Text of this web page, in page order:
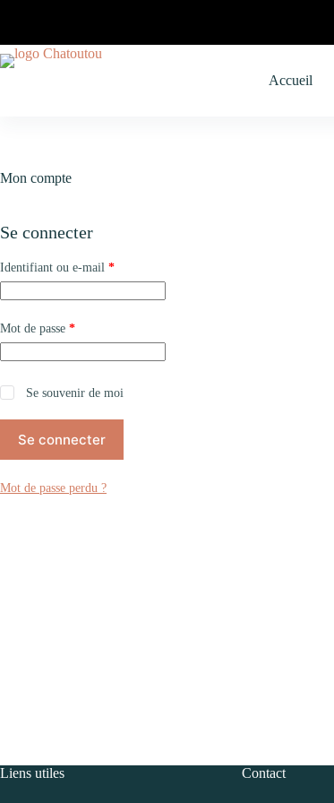
Accueil
Mon compte
Se connecter
Identifiant ou e-mail *
Mot de passe *
Se souvenir de moi
Se connecter
Mot de passe perdu ?
Liens utiles Contact